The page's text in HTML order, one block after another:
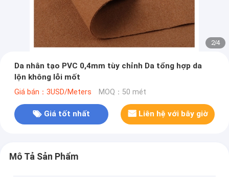
2/4
Da nhân tạo PVC 0,4mm tùy chỉnh Da tổng hợp da
lộn không lỗi mốt
Giá bán：3USD/Meters MOQ：50 mét
Giá tốt nhất Liên hệ với bây giờ
Mô Tả Sản Phẩm